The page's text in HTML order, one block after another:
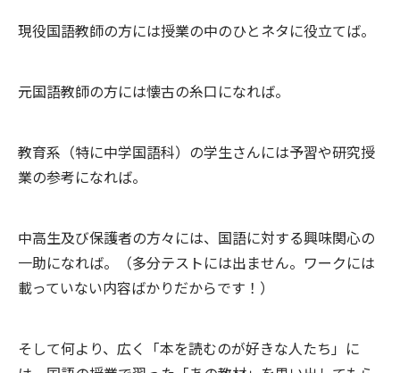
現役国語教師の方には授業の中のひとネタに役立てば。
元国語教師の方には懐古の糸口になれば。
教育系（特に中学国語科）の学生さんには予習や研究授
業の参考になれば。
中高生及び保護者の方々には、国語に対する興味関心の
一助になれば。（多分テストには出ません。ワークには
載っていない内容ばかりだからです！）
そして何より、広く「本を読むのが好きな人たち」に